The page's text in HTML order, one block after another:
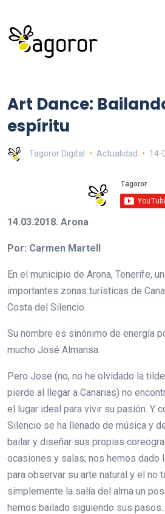
Art Dance:
espíritu
Tagoror Digital Actualidad 14-
14.03.2018. Arona
Por: Carmen Martell
En el municipio de Arona, Tenerife,
importantes zonas turísticas de
Costa del Silencio.
Su nombre es sinónimo de energía
mucho José Almansa.
Pero Jose (no, no he olvidado la
pierde al llegar a Canarias) no
el lugar ideal para vivir su pasión. Y
Silencio se ha llenado de música y
bailar y diseñar sus propias
ocasiones y salas; nos hemos dado
para observar su arte natural y el no
simplemente la salía del alma un
hemos bailado siguiendo sus